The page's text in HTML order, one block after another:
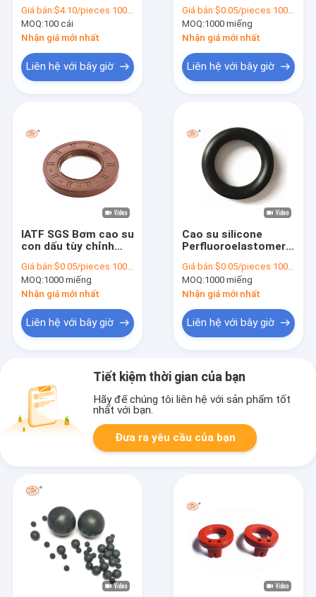
Rings để sửa chữa và
bảo trì
Giá bán:$4.10/pieces 100-499 pieces
MOQ:100 cái
Nhận giá mới nhất
Liên hệ với bây giờ
để niêm phong máy
pha nước
Giá bán:$0.05/pieces 1000-4999 pieces
MOQ:1000 miếng
Nhận giá mới nhất
Liên hệ với bây giờ
IATF SGS Bơm cao su
con dấu tùy chỉnh
su TC Oil Seal 90
Shore A
Giá bán:$0.05/pieces 1000-4999 pieces
MOQ:1000 miếng
Nhận giá mới nhất
Liên hệ với bây giờ
Cao su silicone
Perfluoroelastomer
NBR Vật liệu niêm
phong
Giá bán:$0.05/pieces 1000-4999 pieces
MOQ:1000 miếng
Nhận giá mới nhất
Liên hệ với bây giờ
Tiết kiệm thời gian của bạn
Hãy để chúng tôi liên hệ với sản phẩm tốt
nhất với bạn.
Đưa ra yêu cầu của bạn